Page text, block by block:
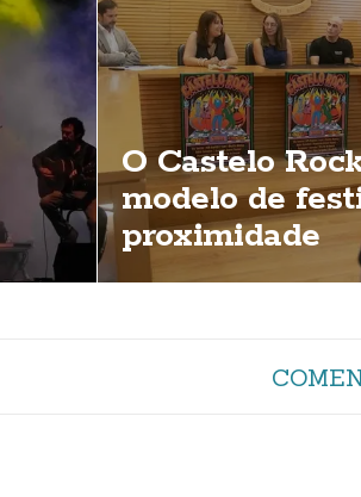
O Castelo
modelo de
proximidade